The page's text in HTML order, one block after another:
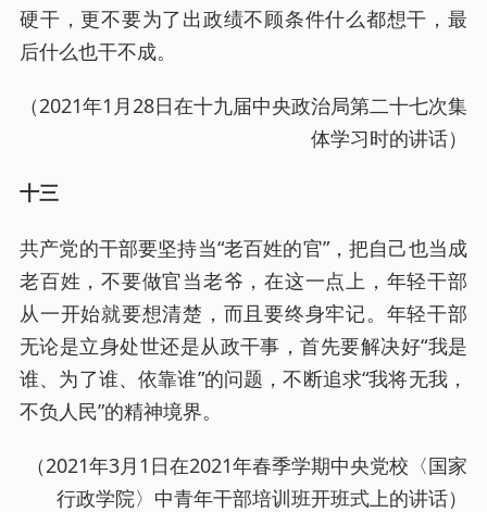
硬干，更不要为了出政绩不顾条件什么都想干，最
后什么也干不成。
（2021年1月28日在十九届中央政治局第二十七次集
体学习时的讲话）
十三
共产党的干部要坚持当“老百姓的官”，把自己也当成
老百姓，不要做官当老爷，在这一点上，年轻干部
从一开始就要想清楚，而且要终身牢记。年轻干部
无论是立身处世还是从政干事，首先要解决好“我是
谁、为了谁、依靠谁”的问题，不断追求“我将无我，
不负人民”的精神境界。
（2021年3月1日在2021年春季学期中央党校〈国家
行政学院〉中青年干部培训班开班式上的讲话）